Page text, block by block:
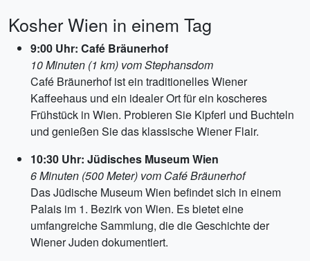
Kosher Wien in einem Tag
9:00 Uhr: Café Bräunerhof
10 Minuten (1 km) vom Stephansdom
Café Bräunerhof ist ein traditionelles Wiener
Kaffeehaus und ein idealer Ort für ein koscheres
Frühstück in Wien. Probieren Sie Kipferl und Buchteln
und genießen Sie das klassische Wiener Flair.
10:30 Uhr: Jüdisches Museum Wien
6 Minuten (500 Meter) vom Café Bräunerhof
Das Jüdische Museum Wien befindet sich in einem
Palais im 1. Bezirk von Wien. Es bietet eine
umfangreiche Sammlung, die die Geschichte der
Wiener Juden dokumentiert.